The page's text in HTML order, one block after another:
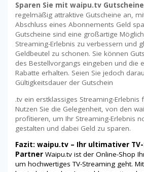
Sparen Sie mit waipu.tv
regelmäßig attraktive Gutscheine an,
Abschluss eines Abonnements Geld
Gutscheine sind eine großartige
Streaming-Erlebnis zu verbessern und
Geldbeutel zu schonen. Sie können
des Bestellvorgangs eingeben und die
Rabatte erhalten. Seien Sie jedoch
Gültigkeitsdauer der Gutschein
.tv ein erstklassiges Streaming-Erlebnis
Nutzen Sie die Gelegenheit, von den
profitieren, um Ihr Streaming-Erlebnis
gestalten und dabei Geld zu sparen.
Fazit: waipu.tv – Ihr ultimativer
Partner Waipu.tv ist der Online-Shop
um hochwertiges TV-Streaming geht.